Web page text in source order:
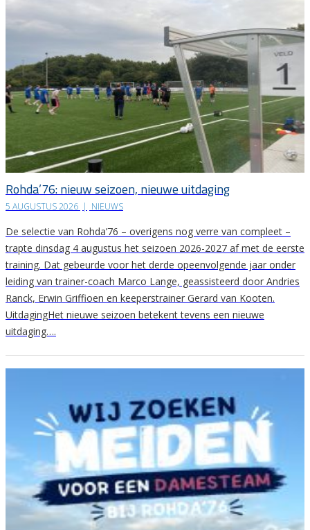
Rohda’76: nieuw seizoen, nieuwe uitdaging
5 AUGUSTUS 2026 | NIEUWS
De selectie van Rohda’76 – overigens nog verre van compleet –
trapte dinsdag 4 augustus het seizoen 2026-2027 af met de eerste
training. Dat gebeurde voor het derde opeenvolgende jaar onder
leiding van trainer-coach Marco Lange, geassisteerd door Andries
Ranck, Erwin Griffioen en keeperstrainer Gerard van Kooten.
UitdagingHet nieuwe seizoen betekent tevens een nieuwe
uitdaging….